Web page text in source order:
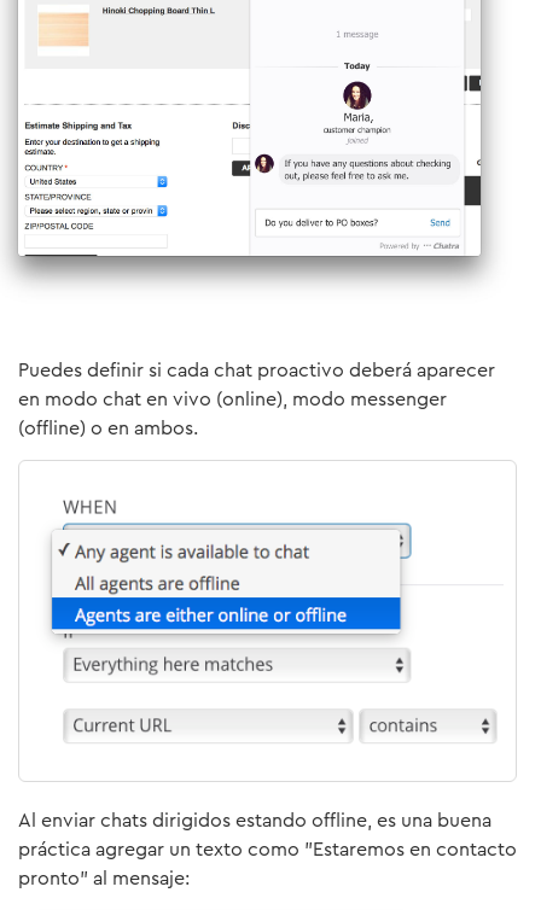
Puedes definir si cada chat proactivo deberá aparecer
en modo chat en vivo (online), modo messenger
(offline) o en ambos.
Al enviar chats dirigidos estando offline, es una buena
práctica agregar un texto como "Estaremos en contacto
pronto" al mensaje: